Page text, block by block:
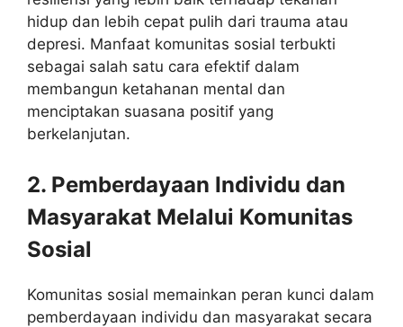
hidup dan lebih cepat pulih dari trauma atau
depresi. Manfaat komunitas sosial terbukti
sebagai salah satu cara efektif dalam
membangun ketahanan mental dan
menciptakan suasana positif yang
berkelanjutan.
2. Pemberdayaan Individu dan
Masyarakat Melalui Komunitas
Sosial
Komunitas sosial memainkan peran kunci dalam
pemberdayaan individu dan masyarakat secara